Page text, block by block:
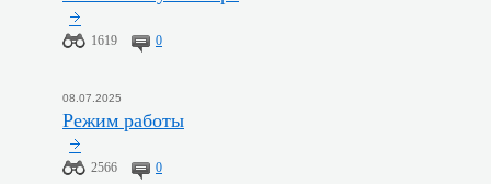
1619 0
08.07.2025
Режим работы
2566 0